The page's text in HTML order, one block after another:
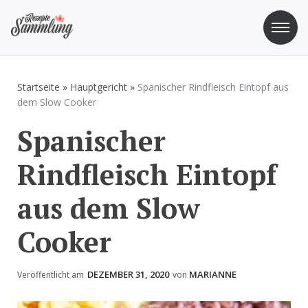
Inhalt
Startseite » Hauptgericht » Spanischer Rindfleisch Eintopf aus
dem Slow Cooker
Spanischer
Rindfleisch Eintopf
aus dem Slow
Cooker
Veröffentlicht am DEZEMBER 31, 2020 von MARIANNE